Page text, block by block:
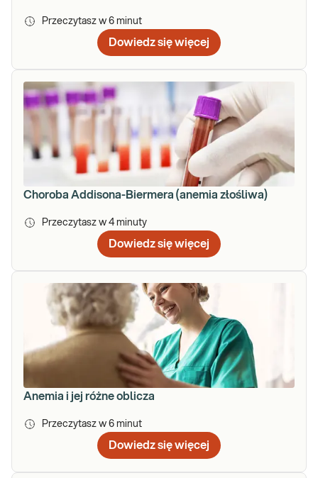
Przeczytasz w 6 minut
Dowiedz się więcej
Choroba Addisona-Biermera (anemia złośliwa)
Przeczytasz w 4 minuty
Dowiedz się więcej
Anemia i jej różne oblicza
Przeczytasz w 6 minut
Dowiedz się więcej